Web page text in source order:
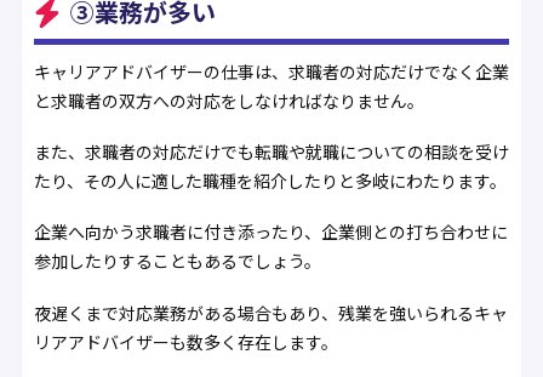
③業務が多い
キャリアアドバイザーの仕事は、求職者の対応だけでなく企業
と求職者の双方への対応をしなければなりません。
また、求職者の対応だけでも転職や就職についての相談を受け
たり、その人に適した職種を紹介したりと多岐にわたります。
企業へ向かう求職者に付き添ったり、企業側との打ち合わせに
参加したりすることもあるでしょう。
夜遅くまで対応業務がある場合もあり、残業を強いられるキャ
リアアドバイザーも数多く存在します。